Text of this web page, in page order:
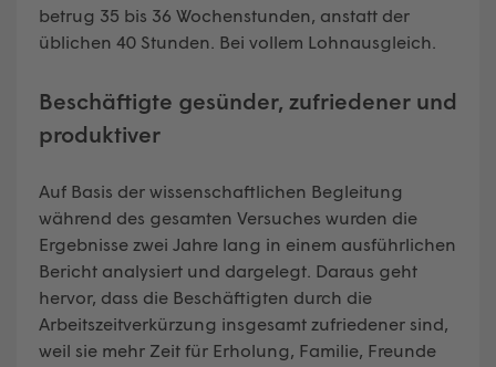
betrug 35 bis 36 Wochenstunden, anstatt der
üblichen 40 Stunden. Bei vollem Lohnausgleich.
Beschäftigte gesünder, zufriedener und
produktiver
Auf Basis der wissenschaftlichen Begleitung
während des gesamten Versuches wurden die
Ergebnisse zwei Jahre lang in einem ausführlichen
Bericht analysiert und dargelegt. Daraus geht
hervor, dass die Beschäftigten durch die
Arbeitszeitverkürzung insgesamt zufriedener sind,
weil sie mehr Zeit für Erholung, Familie, Freunde